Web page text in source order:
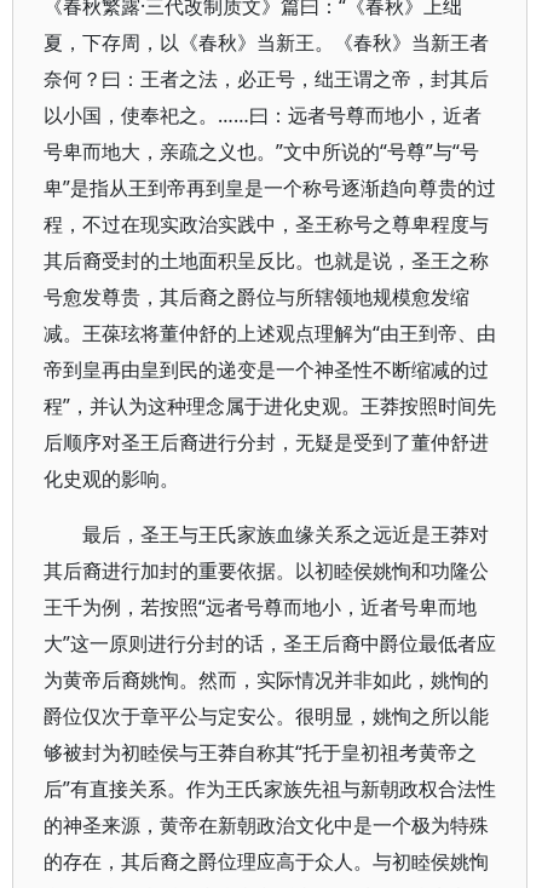
《春秋繁露·三代改制质文》篇曰：“《春秋》上绌
夏，下存周，以《春秋》当新王。《春秋》当新王者
奈何？曰：王者之法，必正号，绌王谓之帝，封其后
以小国，使奉祀之。……曰：远者号尊而地小，近者
号卑而地大，亲疏之义也。”文中所说的“号尊”与“号
卑”是指从王到帝再到皇是一个称号逐渐趋向尊贵的过
程，不过在现实政治实践中，圣王称号之尊卑程度与
其后裔受封的土地面积呈反比。也就是说，圣王之称
号愈发尊贵，其后裔之爵位与所辖领地规模愈发缩
减。王葆玹将董仲舒的上述观点理解为“由王到帝、由
帝到皇再由皇到民的递变是一个神圣性不断缩减的过
程”，并认为这种理念属于进化史观。王莽按照时间先
后顺序对圣王后裔进行分封，无疑是受到了董仲舒进
化史观的影响。
最后，圣王与王氏家族血缘关系之远近是王莽对
其后裔进行加封的重要依据。以初睦侯姚恂和功隆公
王千为例，若按照“远者号尊而地小，近者号卑而地
大”这一原则进行分封的话，圣王后裔中爵位最低者应
为黄帝后裔姚恂。然而，实际情况并非如此，姚恂的
爵位仅次于章平公与定安公。很明显，姚恂之所以能
够被封为初睦侯与王莽自称其“托于皇初祖考黄帝之
后”有直接关系。作为王氏家族先祖与新朝政权合法性
的神圣来源，黄帝在新朝政治文化中是一个极为特殊
的存在，其后裔之爵位理应高于众人。与初睦侯姚恂